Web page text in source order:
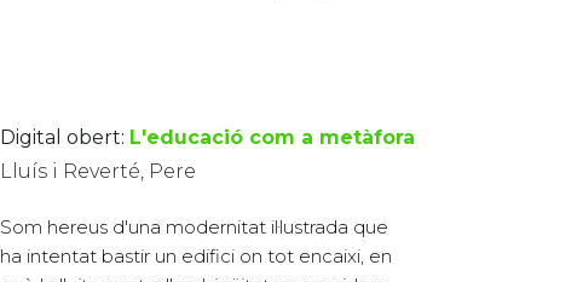
Digital obert: L'educació com a metàfora
Lluís i Reverté, Pere
Som hereus d'una modernitat il·lustrada que
ha intentat bastir un edifici on tot encaixi, en